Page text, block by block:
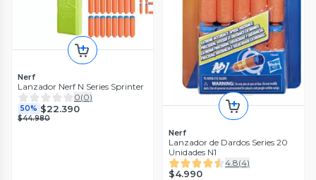
Nerf
Lanzador Nerf N Series Sprinter
0(0)
50% $22.390
$44.980
Nerf
Lanzador de Dardos Series 20
Unidades N1
4.8(4)
$4.990